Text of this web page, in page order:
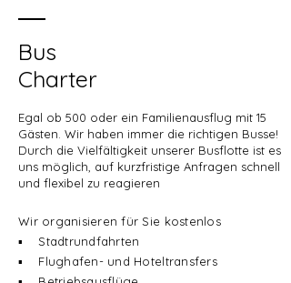
Bus
Charter
Egal ob 500 oder ein Familienausflug mit 15
Gästen. Wir haben immer die richtigen Busse!
Durch die Vielfältigkeit unserer Busflotte ist es
uns möglich, auf kurzfristige Anfragen schnell
und flexibel zu reagieren
Wir organisieren für Sie kostenlos
▪ Stadtrundfahrten
▪ Flughafen- und Hoteltransfers